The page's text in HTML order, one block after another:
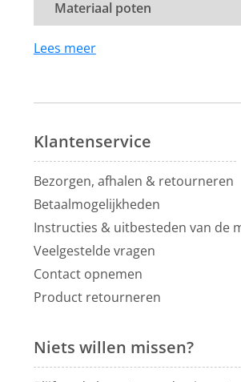
Montage:
De bank wordt in één pakket
inspiratie kun je ook terecht in
Materiaal poten
Lees meer
Klantenservice
Bezorgen, afhalen & retourneren
Betaalmogelijkheden
Instructies & uitbesteden van de
Veelgestelde vragen
Contact opnemen
Product retourneren
Niets willen missen?